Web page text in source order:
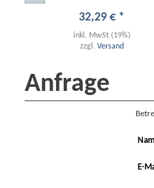
32,29 € *
inkl. MwSt (19%)
zzgl. Versand
Anfrage
E-